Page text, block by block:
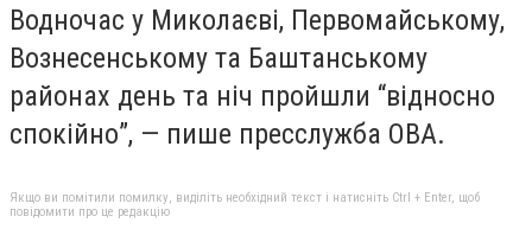
Водночас у Миколаєві, Первомайському,
Вознесенському та Баштанському
районах день та ніч пройшли “відносно
спокійно”, — пише пресслужба ОВА.
Якщо ви помітили помилку, виділіть необхідний текст і натисніть Ctrl + Enter, щоб
повідомити про це редакцію